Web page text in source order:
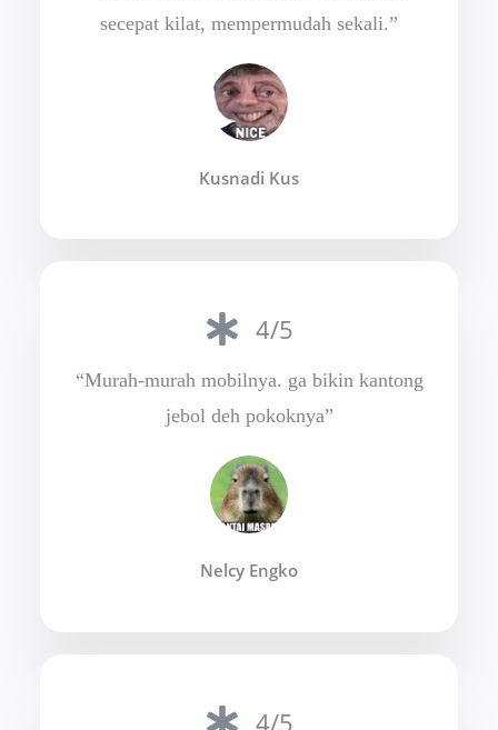
secepat kilat, mempermudah sekali.”
Kusnadi Kus
4/5
“Murah-murah mobilnya. ga bikin kantong
jebol deh pokoknya”
Nelcy Engko
4/5